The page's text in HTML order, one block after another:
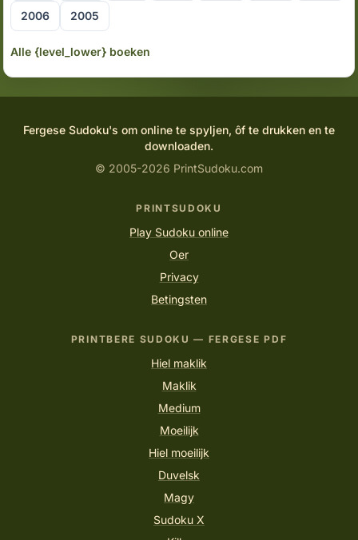
2006 2005
Alle {level_lower} boeken
Fergese Sudoku's om online te spyljen, ôf te drukken en te
downloaden.
© 2005-2026 PrintSudoku.com
PRINTSUDOKU
Play Sudoku online
Oer
Privacy
Betingsten
PRINTBERE SUDOKU — FERGESE PDF
Hiel maklik
Maklik
Medium
Moeilijk
Hiel moeilijk
Duvelsk
Magy
Sudoku X